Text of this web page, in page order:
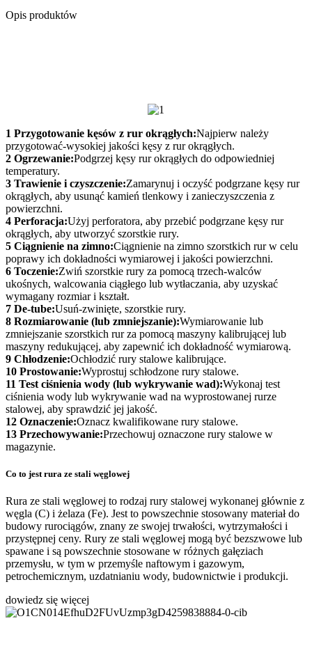
Opis produktów
1 Przygotowanie kęsów z rur okrągłych:Najpierw należy
przygotować-wysokiej jakości kęsy z rur okrągłych.
2 Ogrzewanie:Podgrzej kęsy rur okrągłych do odpowiedniej
temperatury.
3 Trawienie i czyszczenie:Zamarynuj i oczyść podgrzane kęsy rur
okrągłych, aby usunąć kamień tlenkowy i zanieczyszczenia z
powierzchni.
4 Perforacja:Użyj perforatora, aby przebić podgrzane kęsy rur
okrągłych, aby utworzyć szorstkie rury.
5 Ciągnienie na zimno:Ciągnienie na zimno szorstkich rur w celu
poprawy ich dokładności wymiarowej i jakości powierzchni.
6 Toczenie:Zwiń szorstkie rury za pomocą trzech-walców
ukośnych, walcowania ciągłego lub wytłaczania, aby uzyskać
wymagany rozmiar i kształt.
7 De-tube:Usuń-zwinięte, szorstkie rury.
8 Rozmiarowanie (lub zmniejszanie):Wymiarowanie lub
zmniejszanie szorstkich rur za pomocą maszyny kalibrującej lub
maszyny redukującej, aby zapewnić ich dokładność wymiarową.
9 Chłodzenie:Ochłodzić rury stalowe kalibrujące.
10 Prostowanie:Wyprostuj schłodzone rury stalowe.
11 Test ciśnienia wody (lub wykrywanie wad):Wykonaj test
ciśnienia wody lub wykrywanie wad na wyprostowanej rurze
stalowej, aby sprawdzić jej jakość.
12 Oznaczenie:Oznacz kwalifikowane rury stalowe.
13 Przechowywanie:Przechowuj oznaczone rury stalowe w
magazynie.
Co to jest rura ze stali węglowej
Rura ze stali węglowej to rodzaj rury stalowej wykonanej głównie z
węgla (C) i żelaza (Fe). Jest to powszechnie stosowany materiał do
budowy rurociągów, znany ze swojej trwałości, wytrzymałości i
przystępnej ceny. Rury ze stali węglowej mogą być bezszwowe lub
spawane i są powszechnie stosowane w różnych gałęziach
przemysłu, w tym w przemyśle naftowym i gazowym,
petrochemicznym, uzdatnianiu wody, budownictwie i produkcji.
dowiedz się więcej